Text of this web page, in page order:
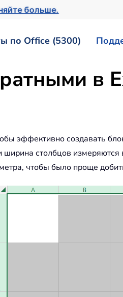
больше.
по Office (5300)
в
эффективно создавать
столбцов
чтобы было проще